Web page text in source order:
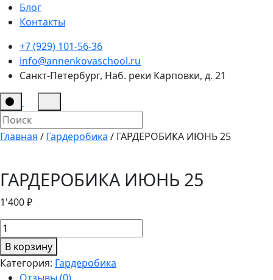
Блог
Контакты
+7 (929) 101-56-36
info@annenkovaschool.ru
Санкт-Петербург, Наб. реки Карповки, д. 21
Главная / Гардеробика / ГАРДЕРОБИКА ИЮНЬ 25
ГАРДЕРОБИКА ИЮНЬ 25
1'400₽
Количество
товара
ГАРДЕРОБИКА
ИЮНЬ
В корзину
Категория: Гардеробика